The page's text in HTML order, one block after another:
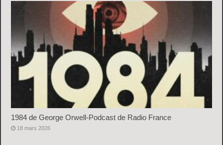
1984 de George Orwell-Podcast de Radio France
18 mars 2026